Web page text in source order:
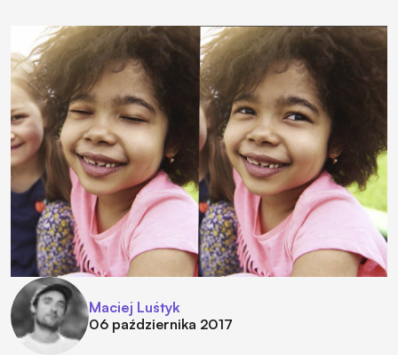
Maciej Luśtyk
06 października 2017